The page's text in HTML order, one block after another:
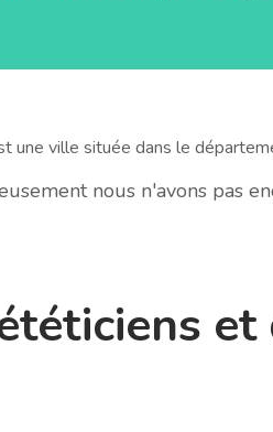
une ville située dans le
nous n'avons pas